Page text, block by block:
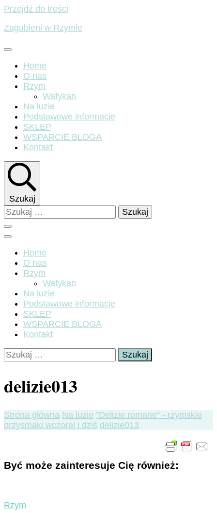
Przejdź do treści
Zagubieni w Rzymie
Home
O nas
Rzym
Watykan
Na luzie
Podstawowe informacje
SKLEP
WSPARCIE BLOGA
Kontakt
Szukaj
Szukaj:
Home
O nas
Rzym
Watykan
Na luzie
Podstawowe informacje
SKLEP
WSPARCIE BLOGA
Kontakt
Szukaj:
delizie013
Strona główna Na luzie "Delizie romane" - rzymskie
przysmaki wczoraj i dziś delizie013
Być może zainteresuje Cię również:
Rzym